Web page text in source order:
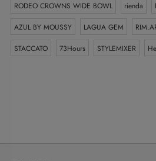
RODEO CROWNS WIDE BOWL
rienda
AZUL BY MOUSSY
LAGUA GEM
STACCATO
73Hours STYLEMIXER